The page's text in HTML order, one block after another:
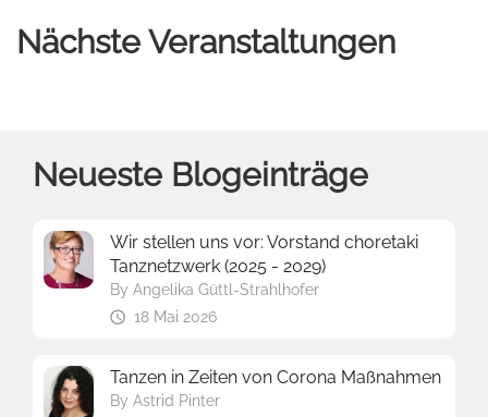
Nächste Veranstaltungen
Neueste Blogeinträge
Wir stellen uns vor: Vorstand choretaki
Tanznetzwerk (2025 - 2029)
ByAngelika Güttl-Strahlhofer
18 Mai 2026
Tanzen in Zeiten von Corona Maßnahmen
ByAstrid Pinter